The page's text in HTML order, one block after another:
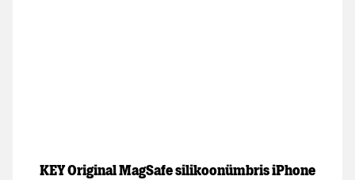
KEY Original MagSafe silikoonümbris iPhone